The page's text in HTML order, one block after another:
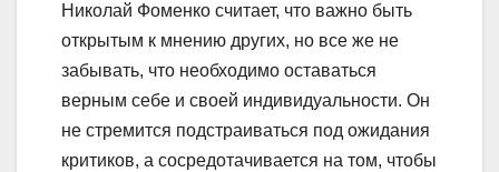
Николай Фоменко считает, что важно быть
открытым к мнению других, но все же не
забывать, что необходимо оставаться
верным себе и своей индивидуальности. Он
не стремится подстраиваться под ожидания
критиков, а сосредотачивается на том, чтобы